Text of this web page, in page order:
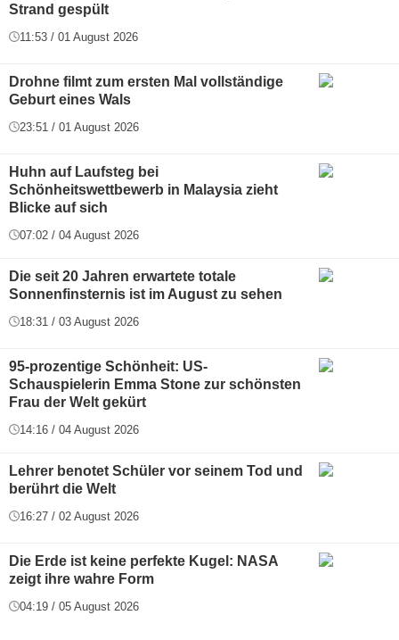
Strand gespült
11:53 / 01 August 2026
Drohne filmt zum ersten Mal vollständige
Geburt eines Wals
23:51 / 01 August 2026
Huhn auf Laufsteg bei
Schönheitswettbewerb in Malaysia zieht
Blicke auf sich
07:02 / 04 August 2026
Die seit 20 Jahren erwartete totale
Sonnenfinsternis ist im August zu sehen
18:31 / 03 August 2026
95-prozentige Schönheit: US-
Schauspielerin Emma Stone zur schönsten
Frau der Welt gekürt
14:16 / 04 August 2026
Lehrer benotet Schüler vor seinem Tod und
berührt die Welt
16:27 / 02 August 2026
Die Erde ist keine perfekte Kugel: NASA
zeigt ihre wahre Form
04:19 / 05 August 2026